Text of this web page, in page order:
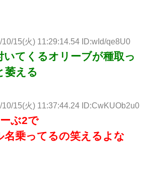
10/15(火) 11:29:14.54 ID:wId/qe8U0
いてくるオリーブが種取っ
萎える
10/15(火) 11:37:44.24 ID:CwKUOb2u0
ぶ2で
名乗ってるの笑えるよな